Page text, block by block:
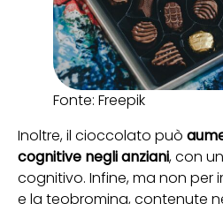
Fonte: Freepik
Inoltre, il cioccolato può
cognitive negli anziani, con
cognitivo. Infine, ma non
e la teobromina, contenute